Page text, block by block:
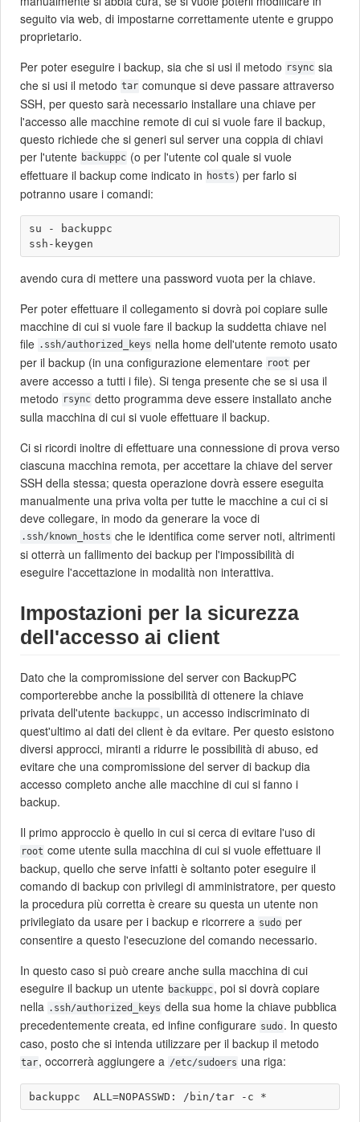
seguito via web, di impostarne correttamente utente e gruppo
proprietario.
Per poter eseguire i backup, sia che si usi il metodo rsync sia
che si usi il metodo tar comunque si deve passare attraverso
SSH, per questo sarà necessario installare una chiave per
l'accesso alle macchine remote di cui si vuole fare il backup,
questo richiede che si generi sul server una coppia di chiavi
per l'utente backuppc (o per l'utente col quale si vuole
effettuare il backup come indicato in hosts) per farlo si
potranno usare i comandi:
su - backuppc
avendo cura di mettere una password vuota per la chiave.
Per poter effettuare il collegamento si dovrà poi copiare sulle
macchine di cui si vuole fare il backup la suddetta chiave nel
file .ssh/authorized_keys nella home dell'utente remoto usato
per il backup (in una configurazione elementare root per
avere accesso a tutti i file). Si tenga presente che se si usa il
metodo rsync detto programma deve essere installato anche
sulla macchina di cui si vuole effettuare il backup.
Ci si ricordi inoltre di effettuare una connessione di prova verso
ciascuna macchina remota, per accettare la chiave del server
SSH della stessa; questa operazione dovrà essere eseguita
manualmente una priva volta per tutte le macchine a cui ci si
deve collegare, in modo da generare la voce di
.ssh/known_hosts che le identifica come server noti, altrimenti
si otterrà un fallimento dei backup per l'impossibilità di
eseguire l'accettazione in modalità non interattiva.
Impostazioni per la sicurezza
dell'accesso ai client
Dato che la compromissione del server con BackupPC
comporterebbe anche la possibilità di ottenere la chiave
privata dell'utente backuppc, un accesso indiscriminato di
quest'ultimo ai dati dei client è da evitare. Per questo esistono
diversi approcci, miranti a ridurre le possibilità di abuso, ed
evitare che una compromissione del server di backup dia
accesso completo anche alle macchine di cui si fanno i
backup.
Il primo approccio è quello in cui si cerca di evitare l'uso di
root come utente sulla macchina di cui si vuole effettuare il
backup, quello che serve infatti è soltanto poter eseguire il
comando di backup con privilegi di amministratore, per questo
la procedura più corretta è creare su questa un utente non
privilegiato da usare per i backup e ricorrere a sudo per
consentire a questo l'esecuzione del comando necessario.
In questo caso si può creare anche sulla macchina di cui
eseguire il backup un utente backuppc, poi si dovrà copiare
nella .ssh/authorized_keys della sua home la chiave pubblica
precedentemente creata, ed infine configurare sudo. In questo
caso, posto che si intenda utilizzare per il backup il metodo
tar, occorrerà aggiungere a /etc/sudoers una riga: